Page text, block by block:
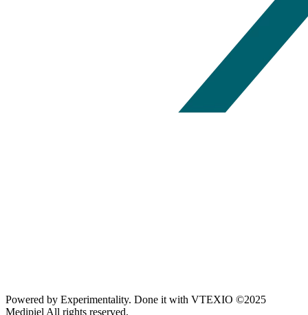
Powered by Experimentality. Done it with VTEXIO ©2025
MedipielAll rights reserved.